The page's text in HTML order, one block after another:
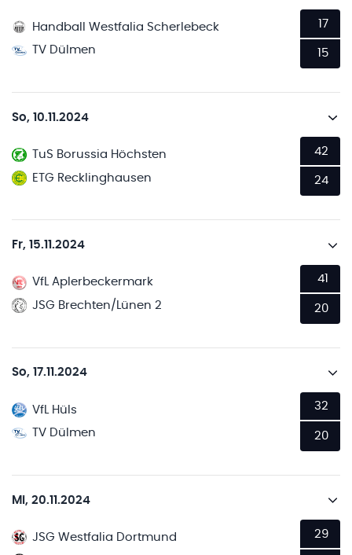
Handball Westfalia Scherlebeck
TV Dülmen
17
15
So, 10.11.2024
TuS Borussia Höchsten
ETG Recklinghausen
42
24
Fr, 15.11.2024
VfL Aplerbeckermark
JSG Brechten/Lünen 2
41
20
So, 17.11.2024
VfL Hüls
TV Dülmen
32
20
Mi, 20.11.2024
JSG Westfalia Dortmund
29